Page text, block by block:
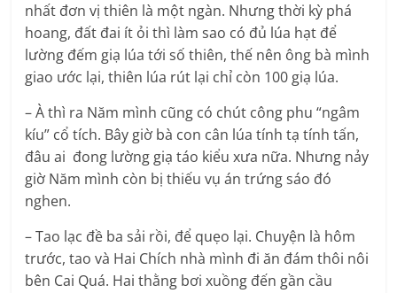
nhất đơn vị thiên là một ngàn. Nhưng thời kỳ phá
hoang, đất đai ít ỏi thì làm sao có đủ lúa hạt để
lường đếm giạ lúa tới số thiên, thế nên ông bà mình
giao ước lại, thiên lúa rút lại chỉ còn 100 giạ lúa.
– À thì ra Năm mình cũng có chút công phu “ngâm
kíu” cổ tích. Bây giờ bà con cân lúa tính tạ tính tấn,
đâu ai đong lường giạ táo kiểu xưa nữa. Nhưng nảy
giờ Năm mình còn bị thiếu vụ án trứng sáo đó
nghen.
– Tao lạc đề ba sải rồi, để quẹo lại. Chuyện là hôm
trước, tao và Hai Chích nhà mình đi ăn đám thôi nôi
bên Cai Quá. Hai thằng bơi xuồng đến gần cầu